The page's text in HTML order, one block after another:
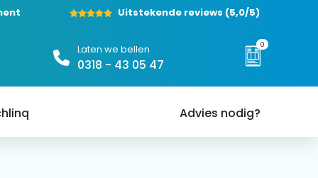
Uitstekende reviews (5,0/5)
Laten we bellen
0318 - 43 05 47
0
Advies nodig?